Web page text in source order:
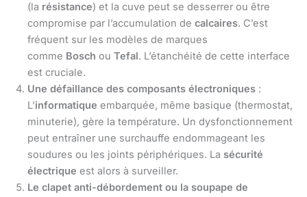
(la résistance) et la cuve peut se desserrer ou être
compromise par l’accumulation de calcaires. C’est
fréquent sur les modèles de marques
comme Bosch ou Tefal. L’étanchéité de cette interface
est cruciale.
Une défaillance des composants électroniques :
L’informatique embarquée, même basique (thermostat,
minuterie), gère la température. Un dysfonctionnement
peut entraîner une surchauffe endommageant les
soudures ou les joints périphériques. La sécurité
électrique est alors à surveiller.
Le clapet anti-débordement ou la soupape de